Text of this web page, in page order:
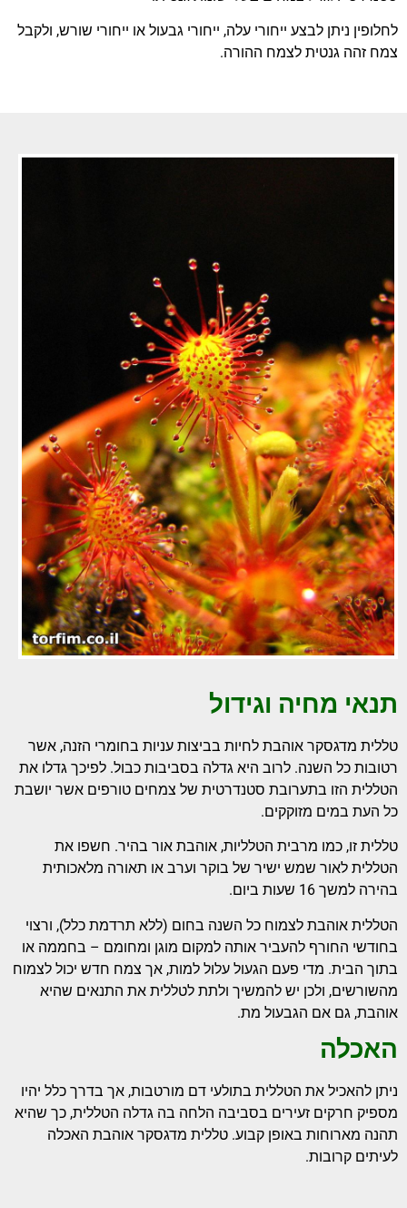
לחלופין ניתן לבצע ייחורי עלה, ייחורי גבעול או ייחורי שורש, ולקבל
צמח זהה גנטית לצמח ההורה.
תנאי מחיה וגידול
טללית מדגסקר אוהבת לחיות בביצות עניות בחומרי הזנה, אשר
רטובות כל השנה. לרוב היא גדלה בסביבות כבול. לפיכך גדלו את
הטללית הזו בתערובת סטנדרטית של צמחים טורפים אשר יושבת
כל העת במים מזוקקים.
טללית זו, כמו מרבית הטלליות, אוהבת אור בהיר. חשפו את
הטללית לאור שמש ישיר של בוקר וערב או תאורה מלאכותית
בהירה למשך 16 שעות ביום.
הטללית אוהבת לצמוח כל השנה בחום (ללא תרדמת כלל), ורצוי
בחודשי החורף להעביר אותה למקום מוגן ומחומם – בחממה או
בתוך הבית. מדי פעם הגעול עלול למות, אך צמח חדש יכול לצמוח
מהשורשים, ולכן יש להמשיך ולתת לטללית את התנאים שהיא
אוהבת, גם אם הגבעול מת.
האכלה
ניתן להאכיל את הטללית בתולעי דם מורטבות, אך בדרך כלל יהיו
מספיק חרקים זעירים בסביבה הלחה בה גדלה הטללית, כך שהיא
תהנה מארוחות באופן קבוע. טללית מדגסקר אוהבת האכלה
לעיתים קרובות.